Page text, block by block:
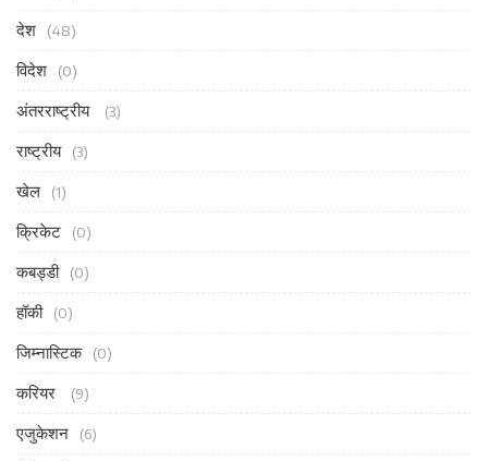
देश (48)
विदेश (0)
अंतरराष्ट्रीय (3)
राष्ट्रीय (3)
खेल (1)
क्रिकेट (0)
कबड्डी (0)
हॉकी (0)
जिम्नास्टिक (0)
करियर (9)
एजुकेशन (6)